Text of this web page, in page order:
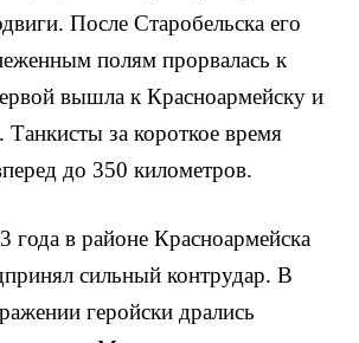
После Старобельска его
полям прорвалась к
вышла к Красноармейску и
Танкисты за короткое время
до 350 километров.
года в районе Красноармейска
сильный контрудар. В
геройски дрались